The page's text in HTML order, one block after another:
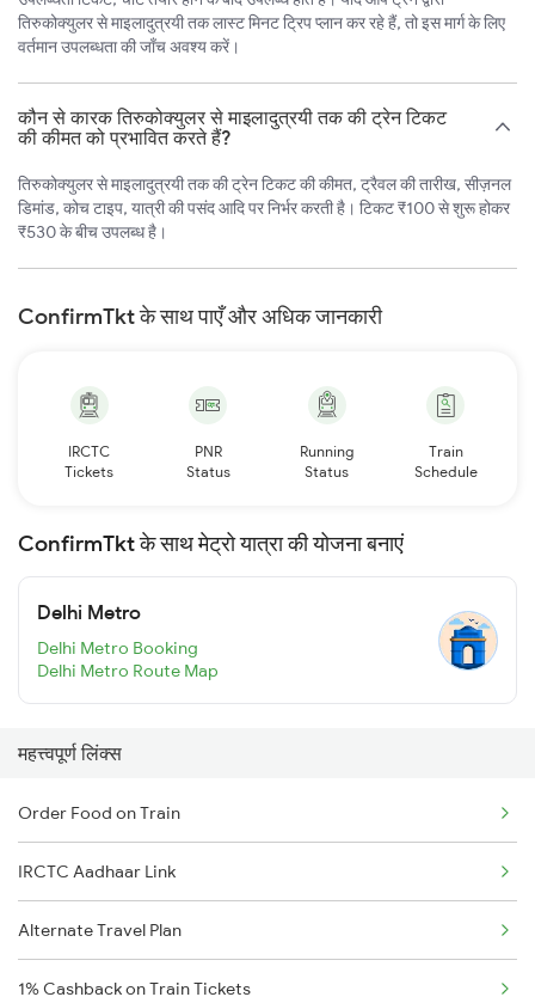
तिरुकोक्युलर से माइलादुत्रयी तक लास्ट मिनट ट्रिप प्लान कर रहे हैं, तो इस मार्ग के लिए
वर्तमान उपलब्धता की जाँच अवश्य करें।
कौन से कारक तिरुकोक्युलर से माइलादुत्रयी तक की ट्रेन टिकट
की कीमत को प्रभावित करते हैं?
तिरुकोक्युलर से माइलादुत्रयी तक की ट्रेन टिकट की कीमत, ट्रैवल की तारीख, सीज़नल
डिमांड, कोच टाइप, यात्री की पसंद आदि पर निर्भर करती है। टिकट ₹100 से शुरू होकर
₹530 के बीच उपलब्ध है।
ConfirmTkt के साथ पाएँ और अधिक जानकारी
IRCTC
Tickets
PNR
Status
Running
Status
Train
Schedule
ConfirmTkt के साथ मेट्रो यात्रा की योजना बनाएं
Delhi Metro
Delhi Metro Booking
Delhi Metro Route Map
महत्त्वपूर्ण लिंक्स
Order Food on Train
IRCTC Aadhaar Link
Alternate Travel Plan
1% Cashback on Train Tickets